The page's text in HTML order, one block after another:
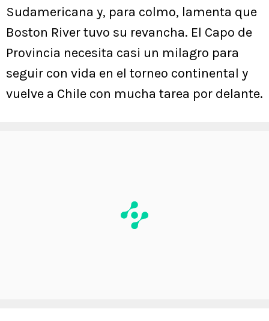
Sudamericana y, para colmo, lamenta que
Boston River tuvo su revancha. El Capo de
Provincia necesita casi un milagro para
seguir con vida en el torneo continental y
vuelve a Chile con mucha tarea por delante.